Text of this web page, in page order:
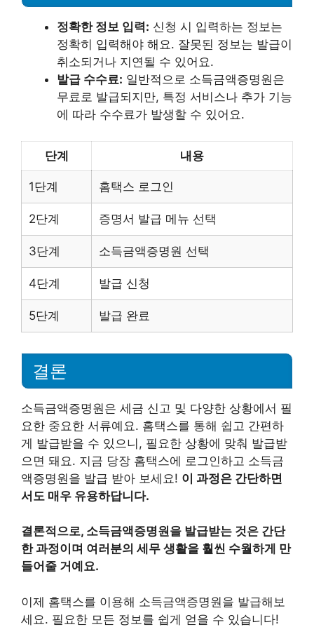
정확한 정보 입력: 신청 시 입력하는 정보는
정확히 입력해야 해요. 잘못된 정보는 발급이
취소되거나 지연될 수 있어요.
발급 수수료: 일반적으로 소득금액증명원은
무료로 발급되지만, 특정 서비스나 추가 기능
에 따라 수수료가 발생할 수 있어요.
단계 내용
1단계 홈택스 로그인
2단계 증명서 발급 메뉴 선택
3단계 소득금액증명원 선택
4단계 발급 신청
5단계 발급 완료
결론
소득금액증명원은 세금 신고 및 다양한 상황에서 필
요한 중요한 서류예요. 홈택스를 통해 쉽고 간편하
게 발급받을 수 있으니, 필요한 상황에 맞춰 발급받
으면 돼요. 지금 당장 홈택스에 로그인하고 소득금
액증명원을 발급 받아 보세요! 이 과정은 간단하면
서도 매우 유용하답니다.
결론적으로, 소득금액증명원을 발급받는 것은 간단
한 과정이며 여러분의 세무 생활을 훨씬 수월하게 만
들어줄 거예요.
이제 홈택스를 이용해 소득금액증명원을 발급해보
세요. 필요한 모든 정보를 쉽게 얻을 수 있습니다!